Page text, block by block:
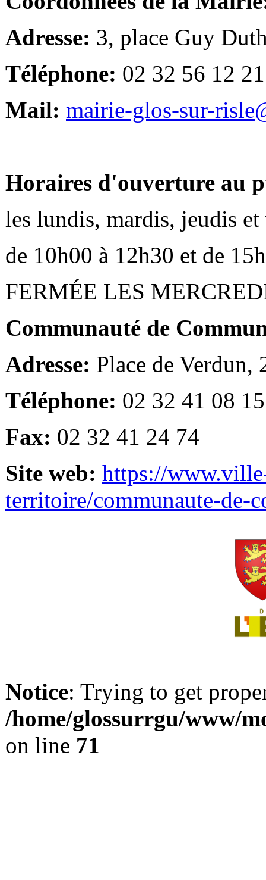
Adresse: 3, place Guy
Téléphone: 02 32 56 12 21
Mail: mairie-glos-sur-
Horaires d'ouverture au
les lundis, mardis, jeudis et
de 10h00 à 12h30 et de
FERMÉE LES
Communauté de
Adresse: Place de Verdun,
Téléphone: 02 32 41 08 15
Fax: 02 32 41 24 74
Site web: https://
territoire/communaute-de-
Notice: Trying to get
/home/glossurrgu/www/
on line 71